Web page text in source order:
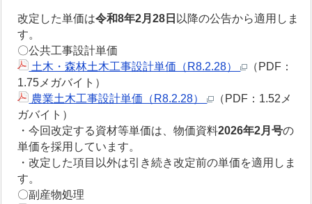
改定した単価は令和8年2月28日 以降の公告から適用しま
す。
〇公共工事設計単価
土木・森林土木工事設計単価（R8.2.28）
（PDF：
1.75メガバイト）
農業土木工事設計単価（R8.2.28）
（PDF：1.52メ
ガバイト）
・今回改定する資材等単価は、物価資料2026年2月号の
単価を採用しています。
・改定した項目以外は引き続き改定前の単価を適用しま
す。
〇副産物処理